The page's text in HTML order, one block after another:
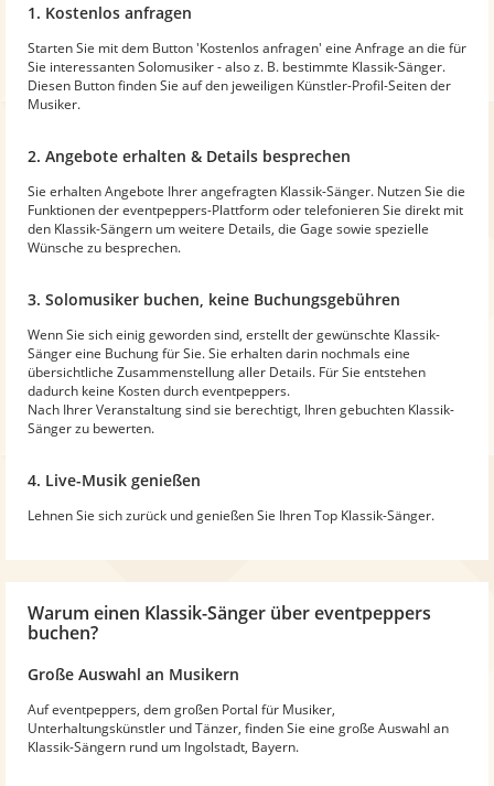
1. Kostenlos anfragen
Starten Sie mit dem Button 'Kostenlos anfragen' eine Anfrage an die für
Sie interessanten Solomusiker - also z. B. bestimmte Klassik-Sänger.
Diesen Button finden Sie auf den jeweiligen Künstler-Profil-Seiten der
Musiker.
2. Angebote erhalten & Details besprechen
Sie erhalten Angebote Ihrer angefragten Klassik-Sänger. Nutzen Sie die
Funktionen der eventpeppers-Plattform oder telefonieren Sie direkt mit
den Klassik-Sängern um weitere Details, die Gage sowie spezielle
Wünsche zu besprechen.
3. Solomusiker buchen, keine Buchungsgebühren
Wenn Sie sich einig geworden sind, erstellt der gewünschte Klassik-
Sänger eine Buchung für Sie. Sie erhalten darin nochmals eine
übersichtliche Zusammenstellung aller Details. Für Sie entstehen
dadurch keine Kosten durch eventpeppers.
Nach Ihrer Veranstaltung sind sie berechtigt, Ihren gebuchten Klassik-
Sänger zu bewerten.
4. Live-Musik genießen
Lehnen Sie sich zurück und genießen Sie Ihren Top Klassik-Sänger.
Warum einen Klassik-Sänger über eventpeppers
buchen?
Große Auswahl an Musikern
Auf eventpeppers, dem großen Portal für Musiker,
Unterhaltungskünstler und Tänzer, finden Sie eine große Auswahl an
Klassik-Sängern rund um Ingolstadt, Bayern.